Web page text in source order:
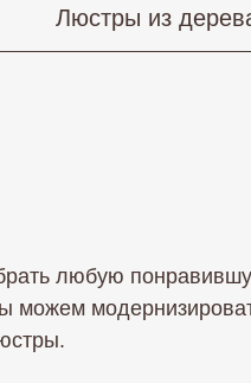
Люстры из
любую
можем